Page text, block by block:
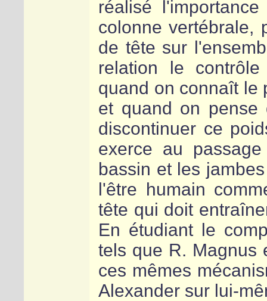
réalisé
colonne vertébrale,
de tête sur
relation le
quand on connaît le
et quand on pense
discontinuer ce
exerce au
bassin et les
l'être humain
tête qui doit
En étudiant le
tels que R. Magnus
ces mêmes
Alexander sur lui-